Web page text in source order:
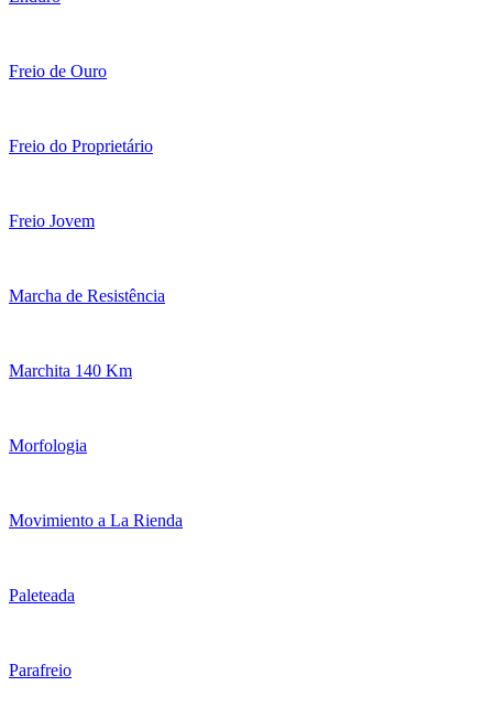
Freio de Ouro
Freio do Proprietário
Freio Jovem
Marcha de Resistência
Marchita 140 Km
Morfologia
Movimiento a La Rienda
Paleteada
Parafreio